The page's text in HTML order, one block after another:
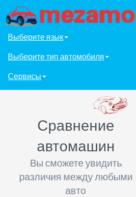
Выберите язык
Выберите тип автомобиля
Сервисы
Сравнение
автомашин
Вы сможете увидить
различия между любыми
авто